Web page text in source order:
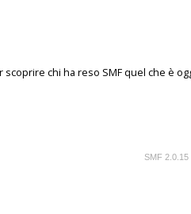
scoprire chi ha reso SMF quel che è
SMF 2.0.15